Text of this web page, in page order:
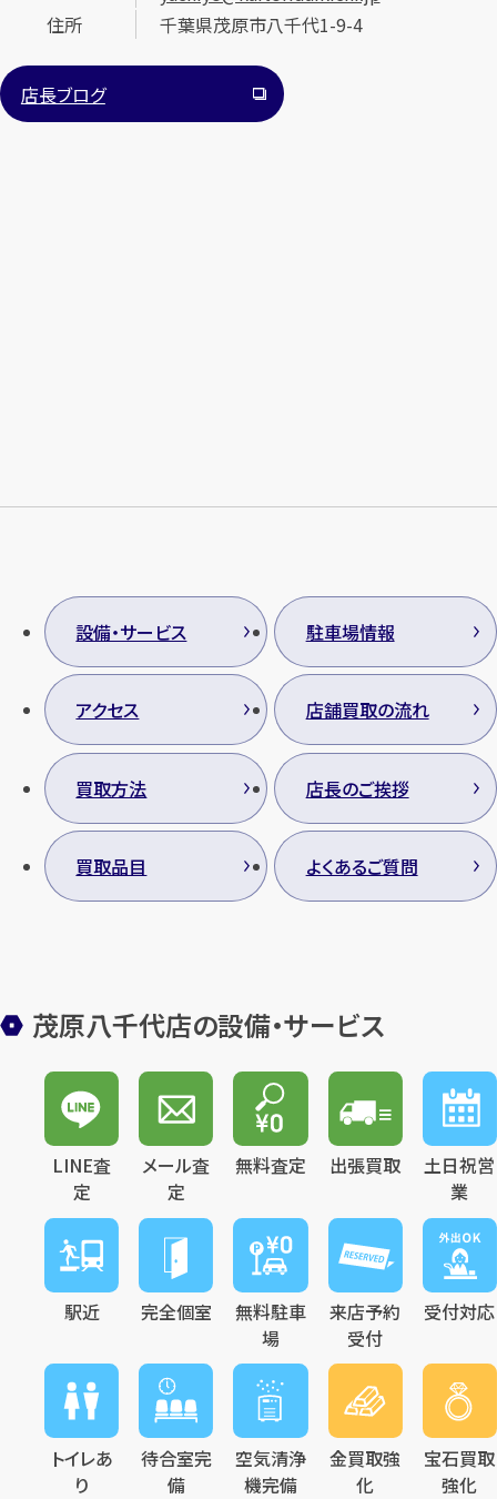
カンタン無料
住所
千葉県茂原市八千代1-9-4
店長ブログ
設備・サービス 駐車場情報
アクセス 店舗買取の流れ
買取方法 店長のご挨拶
買取品目 よくあるご質問
茂原八千代店の設備・サービス
LINE査
定
メール査
定
無料査定 出張買取
土日祝営
業
駅近 完全個室
無料駐車
場
来店予約
受付
受付対応
トイレあ
り
待合室完
備
空気清浄
機完備
金買取強
化
宝石買取
強化